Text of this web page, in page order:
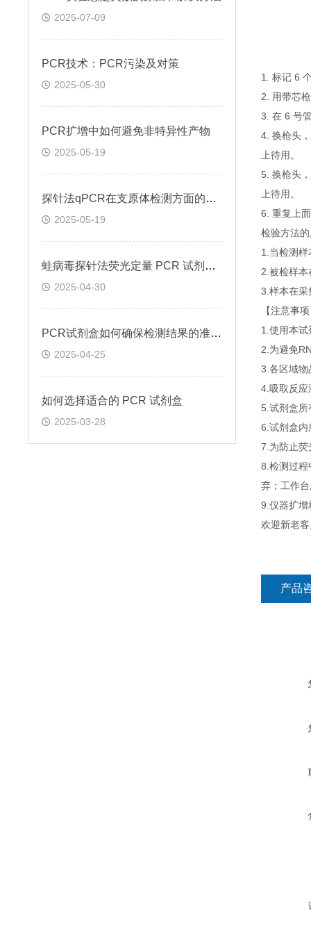
2025-07-09
PCR技术：PCR污染及对策
2025-05-30
PCR扩增中如何避免非特异性产物
2025-05-19
探针法qPCR在支原体检测方面的应用
2025-05-19
蛙病毒探针法荧光定量 PCR 试剂盒定量定性检测
2025-04-30
PCR试剂盒如何确保检测结果的准确性和可靠性
2025-04-25
如何选择适合的 PCR 试剂盒
2025-03-28
1. 标记 6
2. 用带芯
3. 在 6 号
4. 换枪头
上待用。
5. 换枪头
上待用。
6. 重复上
检验方法
1.当检测
2.被检样
3.样本在采
【注意事
1.使用本
2.为避免
3.各区域物
4.吸取反应
5.试剂盒所
6.试剂盒内
7.为防止荧
8.检测过程
弃；工作
9.仪器扩增
欢迎新老
产品